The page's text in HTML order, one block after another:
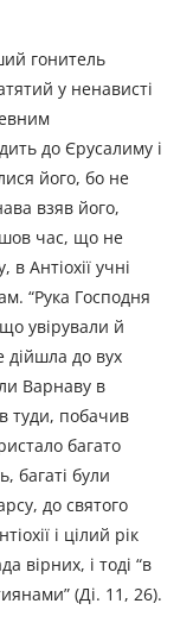
гонитель
у ненависті
до Єрусалиму і
його, бо не
взяв його,
час, що не
Антіохії учні
“Рука Господня
увірували й
дійшла до вух
Варнаву в
туди, побачив
багато
багаті були
до святого
і цілий рік
вірних, і тоді “в
(Ді. 11, 26).